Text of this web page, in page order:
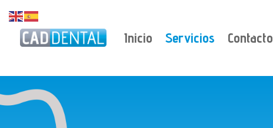
Inicio Servicios Contacto